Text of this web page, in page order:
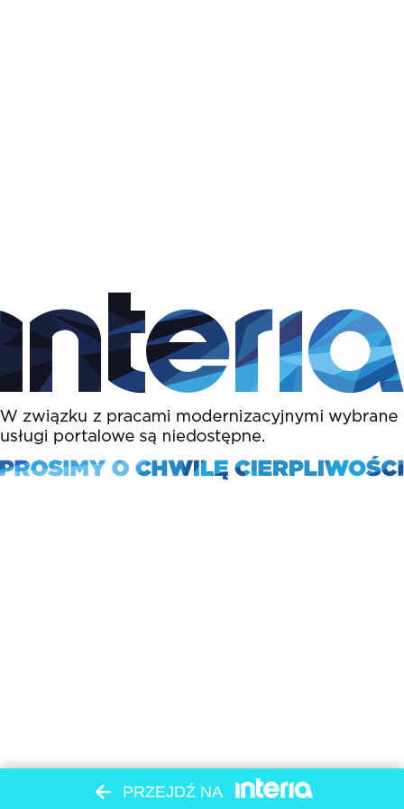
PRZEJDŹ NA